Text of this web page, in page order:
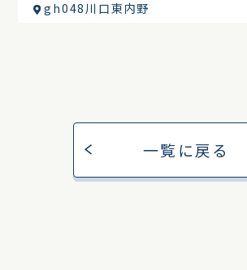
gh048川口東内野
一覧に戻る